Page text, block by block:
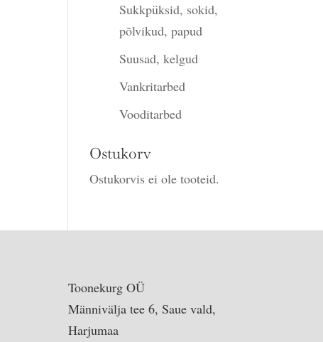
Sukkpüksid, sokid,
põlvikud, papud
Suusad, kelgud
Vankritarbed
Vooditarbed
Ostukorv
Ostukorvis ei ole tooteid.
Toonekurg OÜ
Männivälja tee 6, Saue vald,
Harjumaa